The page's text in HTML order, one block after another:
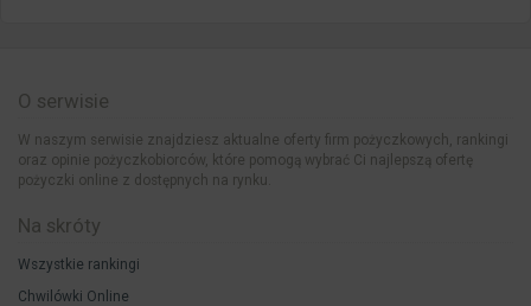
O serwisie
W naszym serwisie znajdziesz aktualne oferty firm pożyczkowych, rankingi
oraz opinie pożyczkobiorców, które pomogą wybrać Ci najlepszą ofertę
pożyczki online z dostępnych na rynku.
Na skróty
Wszystkie rankingi
Chwilówki Online